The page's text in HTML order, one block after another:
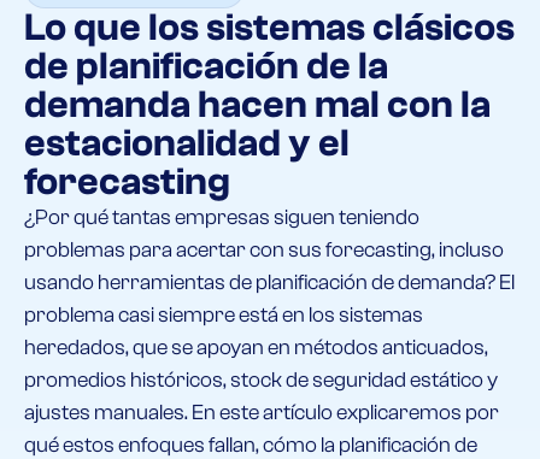
Lo que los sistemas clásicos
de planificación de la
demanda hacen mal con la
estacionalidad y el
forecasting
¿Por qué tantas empresas siguen teniendo
problemas para acertar con sus forecasting, incluso
usando herramientas de planificación de demanda? El
problema casi siempre está en los sistemas
heredados, que se apoyan en métodos anticuados,
promedios históricos, stock de seguridad estático y
ajustes manuales. En este artículo explicaremos por
qué estos enfoques fallan, cómo la planificación de